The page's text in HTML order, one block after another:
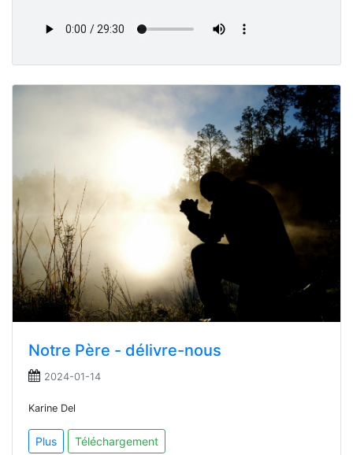
Notre Père - délivre-nous
2024-01-14
Karine Del
Plus Téléchargement